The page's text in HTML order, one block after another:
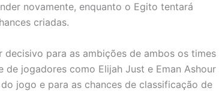
novamente, enquanto o Egito tentará
criadas.
para as ambições de ambos os times
jogadores como Elijah Just e Eman Ashour
jogo e para as chances de classificação de